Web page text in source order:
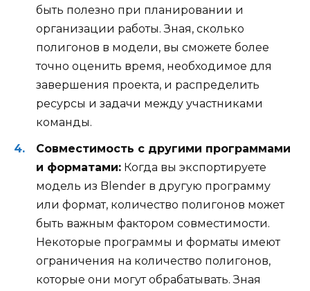
быть полезно при планировании и
организации работы. Зная, сколько
полигонов в модели, вы сможете более
точно оценить время, необходимое для
завершения проекта, и распределить
ресурсы и задачи между участниками
команды.
Совместимость с другими программами
и форматами: Когда вы экспортируете
модель из Blender в другую программу
или формат, количество полигонов может
быть важным фактором совместимости.
Некоторые программы и форматы имеют
ограничения на количество полигонов,
которые они могут обрабатывать. Зная